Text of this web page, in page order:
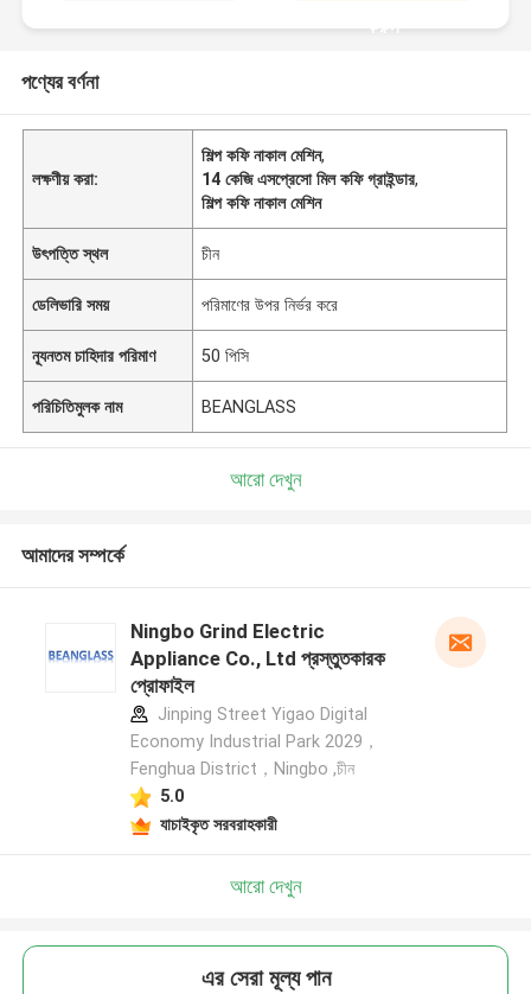
করুন
পণ্যের বর্ণনা
লক্ষণীয় করা:
শিল্প কফি নাকাল মেশিন,
14 কেজি এসপ্রেসো মিল কফি গ্রাইন্ডার,
শিল্প কফি নাকাল মেশিন
উৎপত্তি স্থল চীন
ডেলিভারি সময় পরিমাণের উপর নির্ভর করে
ন্যূনতম চাহিদার পরিমাণ 50 পিসি
পরিচিতিমুলক নাম BEANGLASS
আরো দেখুন
আমাদের সম্পর্কে
Ningbo Grind Electric
Appliance Co., Ltd প্রস্তুতকারক
প্রোফাইল
Jinping Street Yigao Digital
Economy Industrial Park 2029，
Fenghua District，Ningbo ,চীন
5.0
যাচাইকৃত সরবরাহকারী
আরো দেখুন
এর সেরা মূল্য পান